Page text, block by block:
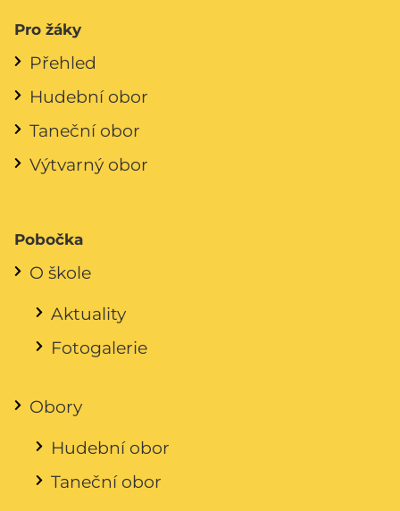
Pro žáky
Přehled
Hudební obor
Taneční obor
Výtvarný obor
Pobočka
O škole
Aktuality
Fotogalerie
Obory
Hudební obor
Taneční obor